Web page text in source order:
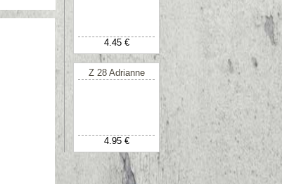
4.45 €
Z 28 Adrianne
4.95 €